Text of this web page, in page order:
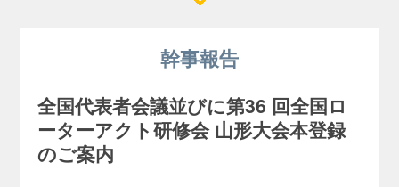
幹事報告
全国代表者会議並びに第36 回全国ロ
ーターアクト研修会 山形大会本登録
のご案内